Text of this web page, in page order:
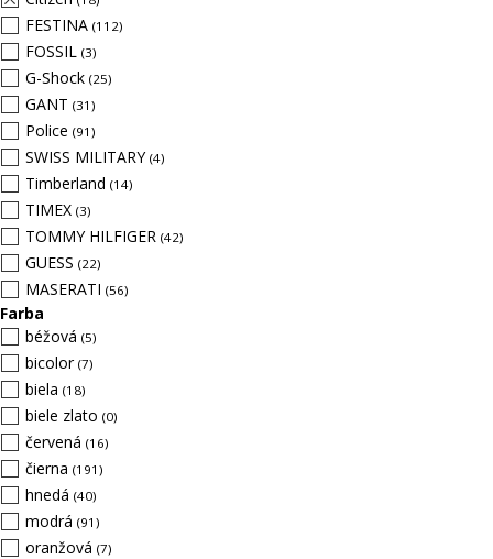
FESTINA (112)
FOSSIL (3)
G-Shock (25)
GANT (31)
Police (91)
SWISS MILITARY (4)
Timberland (14)
TIMEX (3)
TOMMY HILFIGER (42)
GUESS (22)
MASERATI (56)
Farba
béžová (5)
bicolor (7)
biela (18)
biele zlato (0)
červená (16)
čierna (191)
hnedá (40)
modrá (91)
oranžová (7)